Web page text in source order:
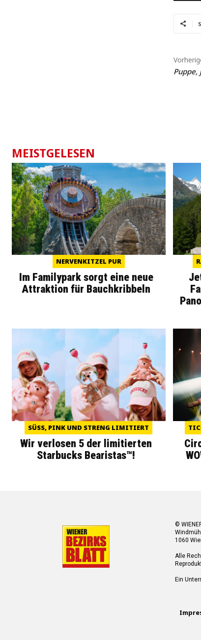
Puppe,
MEISTGELESEN
NERVENKITZEL PUR
Im Familypark sorgt eine neue
Attraktion für Bauchkribbeln
SÜSS, PINK UND STRENG LIMITIERT
Wir verlosen 5 der limitierten
Starbucks Bearistas™!
©
1060
Alle
Ein